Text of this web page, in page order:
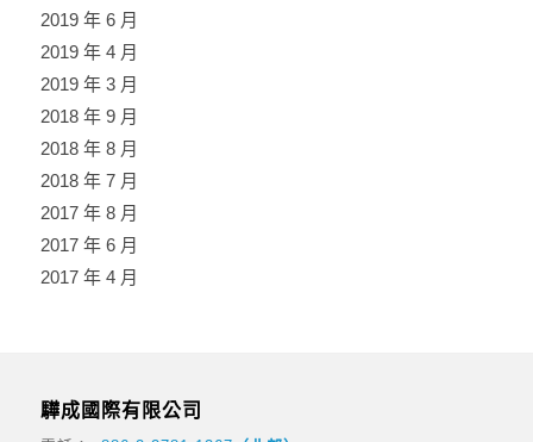
2019 年 6 月
2019 年 4 月
2019 年 3 月
2018 年 9 月
2018 年 8 月
2018 年 7 月
2017 年 8 月
2017 年 6 月
2017 年 4 月
驊成國際有限公司